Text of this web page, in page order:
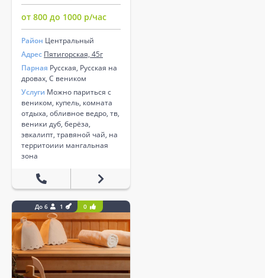
от 800 до 1000 р/час
Район Центральный
Адрес Пятигорская, 45г
Парная Русская, Русская на
дровах, С веником
Услуги Можно париться с
веником, купель, комната
отдыха, обливное ведро, тв,
веники дуб, берёза,
эвкалипт, травяной чай, на
территоиии мангальная
зона
До 6 1 0